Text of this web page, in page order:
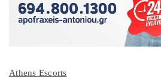
Athens Escorts